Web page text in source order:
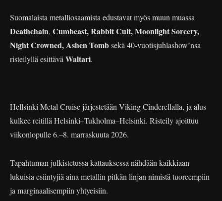
Suomalaista metalliosaamista edustavat myös muun muassa
Deathchain, Cumbeast, Rabbit Cult, Moonlight Sorcery,
Night Crowned, Ashen Tombsekä 40-vuotisjuhlashow’nsa
risteilyllä esittävä Waltari.
Hellsinki Metal Cruise järjestetään Viking Cinderellalla, ja alus
kulkee reitillä Helsinki–Tukholma–Helsinki. Risteily ajoittuu
viikonlopulle 6.–8. marraskuuta 2026.
Tapahtuman julkistetussa kattauksessa nähdään kaikkiaan
lukuisia esiintyjiä aina metallin pitkän linjan nimistä tuoreempiin
ja marginaalisempiin yhtyeisiin.